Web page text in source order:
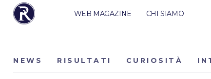
WEB MAGAZINE CHI SIAMO
NEWS RISULTATI CURIOSITÀ